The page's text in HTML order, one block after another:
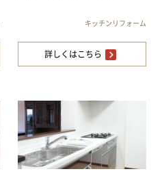
キッチンリフォーム
詳しくはこちら